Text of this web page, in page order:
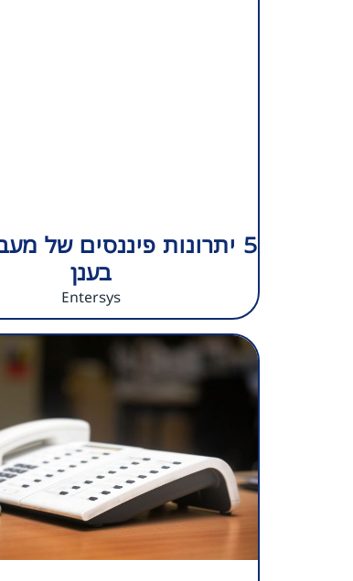
5 יתרונות פיננסים של
בענן
Entersys